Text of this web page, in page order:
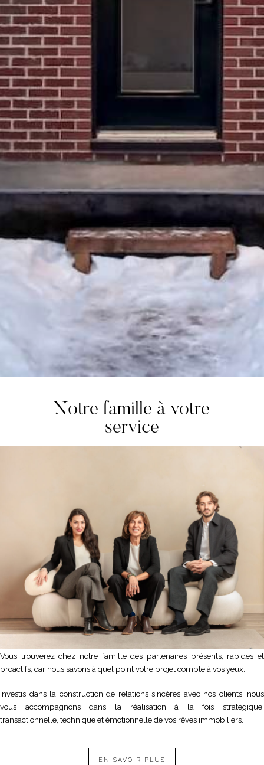
Notre famille à votre
service
Vous trouverez chez notre famille des partenaires présents, rapides et
proactifs, car nous savons à quel point votre projet compte à vos yeux.
Investis dans la construction de relations sincères avec nos clients, nous
vous accompagnons dans la réalisation à la fois stratégique,
transactionnelle, technique et émotionnelle de vos rêves immobiliers.
EN SAVOIR PLUS